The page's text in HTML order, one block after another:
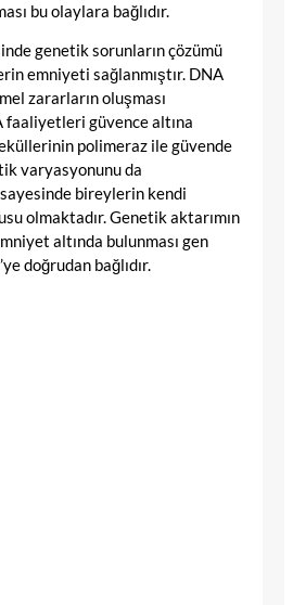
bu olaylara bağlıdır.
genetik sorunların çözümü
emniyeti sağlanmıştır. DNA
zararların oluşması
güvence altına
polimeraz ile güvende
varyasyonunu da
bireylerin kendi
olmaktadır. Genetik aktarımın
altında bulunması gen
doğrudan bağlıdır.